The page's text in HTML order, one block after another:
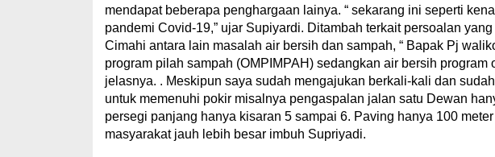
mendapat beberapa penghargaan lainya. “ sekarang ini seperti
pandemi Covid-19,” ujar Supiyardi. Ditambah terkait persoalan
Cimahi antara lain masalah air bersih dan sampah, “ Bapak Pj
program pilah sampah (OMPIMPAH) sedangkan air bersih
jelasnya. . Meskipun saya sudah mengajukan berkali-kali dan
untuk memenuhi pokir misalnya pengaspalan jalan satu Dewan
persegi panjang hanya kisaran 5 sampai 6. Paving hanya 100
masyarakat jauh lebih besar imbuh Supriyadi.